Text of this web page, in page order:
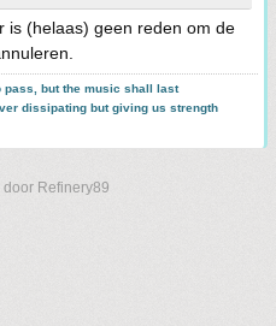
is (helaas) geen reden om de
pass, but the music shall last
dissipating but giving us strength
Refinery89